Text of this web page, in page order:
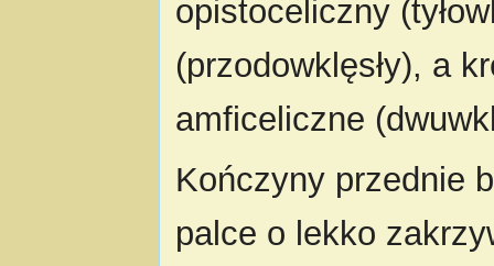
opistoceliczny
(przodowklęsły), a
amficeliczne
Kończyny przednie
palce o lekko